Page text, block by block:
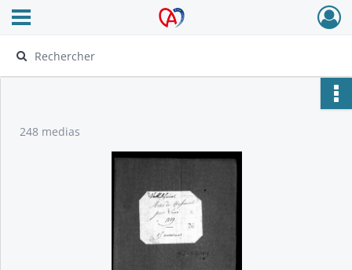
Archives Alsace - Colmar
Ouvrir le menu déroulant
248 medias